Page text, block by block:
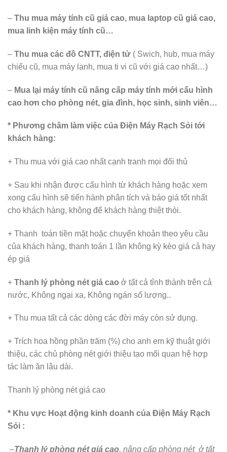
– Thu mua máy tính cũ giá cao, mua laptop cũ giá cao,
mua linh kiện máy tính cũ…
– Thu mua các đồ CNTT, điện tử ( Swich, hub, mua máy
chiếu cũ, mua máy lạnh, mua ti vi cũ với giá cao nhất…)
– Mua lại máy tính cũ nâng cấp máy tính mới cấu hình
cao hơn cho phòng nét, gia đình, học sinh, sinh viên…
* Phương châm làm việc của Điện Máy Rạch Sỏi tới
khách hàng:
+ Thu mua với giá cao nhất cạnh tranh mọi đối thủ
+ Sau khi nhận được cấu hình từ khách hàng hoặc xem
xong cấu hình sẽ tiến hành phân tích và báo giá tốt nhất
cho khách hàng, không để khách hàng thiệt thòi.
+ Thanh toán tiền mặt hoặc chuyển khoản theo yêu cầu
của khách hàng, thanh toán 1 lần không kỳ kèo giá cả hay
ép giá
+ Thanh lý phòng nét giá cao ở tất cả tỉnh thành trên cả
nước, Không ngại xa, Không ngán số lượng..
+ Thu mua tất cả các dòng các đời máy còn sử dụng.
+ Trích hoa hồng phần trăm (%) cho anh em kỹ thuật giới
thiệu, các chủ phòng nét giới thiệu tạo mối quan hệ hợp
tác làm ăn lâu dài.
Thanh lý phòng nét giá cao
* Khu vực Hoạt động kinh doanh của Điện Máy Rạch
Sỏi :
–Thanh lý phòng nét giá cao, nâng cấp phòng nét ở tất